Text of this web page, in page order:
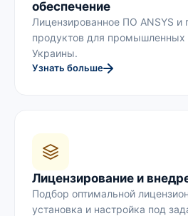
обеспечение
Лицензированное ПО ANSYS и
продуктов для промышленных
Украины.
Узнать больше
Лицензирование и
Подбор оптимальной
установка и настройка под